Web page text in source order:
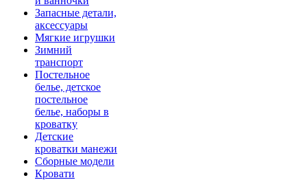
Запасные детали,
аксессуары
Мягкие игрушки
Зимний
транспорт
Постельное
белье, детское
постельное
белье, наборы в
кроватку
Детские
кроватки манежи
Сборные модели
Кровати